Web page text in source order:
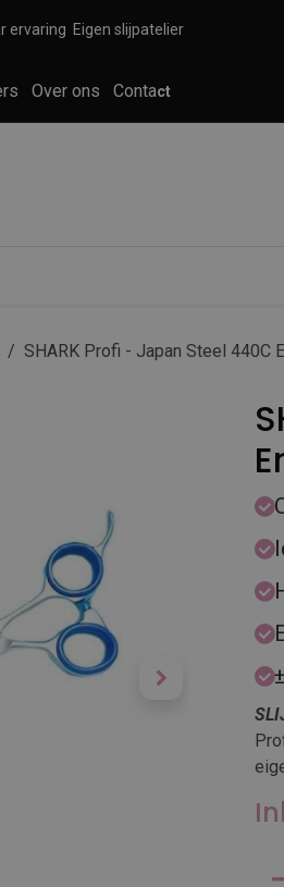
ervaring Eigen slijpatelier
Over ons Contact
SHARK Profi - Japan Steel 440C